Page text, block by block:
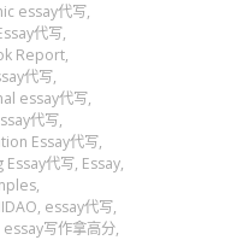
essay代写,
代写,
Report,
代写,
essay代写,
代写,
Essay代写,
代写, Essay,
,
, essay代写,
essay写作拿高分,